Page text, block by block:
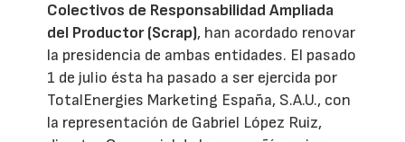
Colectivos de Responsabilidad Ampliada
del Productor (Scrap), han acordado renovar
la presidencia de ambas entidades. El pasado
1 de julio ésta ha pasado a ser ejercida por
TotalEnergies Marketing España, S.A.U., con
la representación de Gabriel López Ruiz,